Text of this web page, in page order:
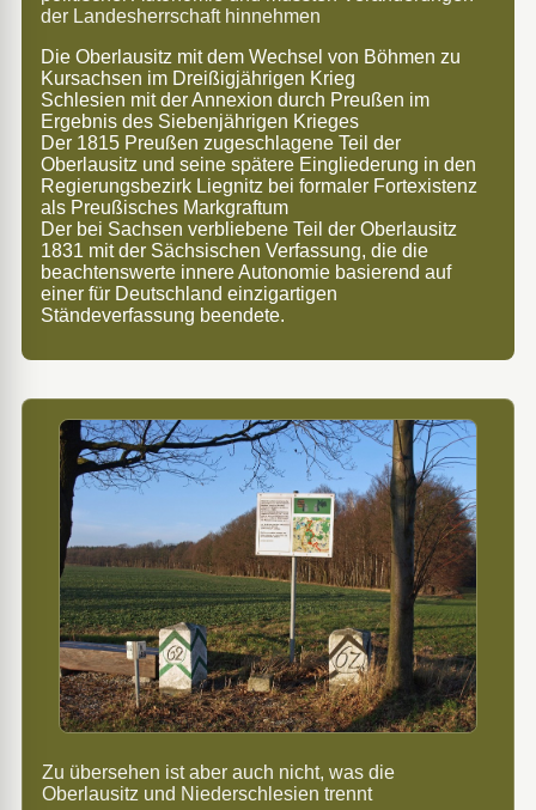
der Landesherrschaft hinnehmen
Die Oberlausitz mit dem Wechsel von Böhmen zu
Kursachsen im Dreißigjährigen Krieg
Schlesien mit der Annexion durch Preußen im
Ergebnis des Siebenjährigen Krieges
Der 1815 Preußen zugeschlagene Teil der
Oberlausitz und seine spätere Eingliederung in den
Regierungsbezirk Liegnitz bei formaler Fortexistenz
als Preußisches Markgraftum
Der bei Sachsen verbliebene Teil der Oberlausitz
1831 mit der Sächsischen Verfassung, die die
beachtenswerte innere Autonomie basierend auf
einer für Deutschland einzigartigen
Ständeverfassung beendete.
Zu übersehen ist aber auch nicht, was die
Oberlausitz und Niederschlesien trennt